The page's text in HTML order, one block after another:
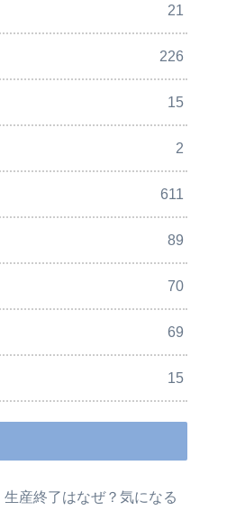
21
226
15
2
611
89
70
69
15
生産終了はなぜ？気になる